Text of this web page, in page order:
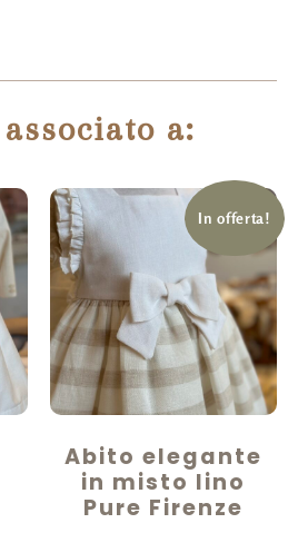
associato a:
In offerta!
Abito elegante
in misto lino
Pure Firenze